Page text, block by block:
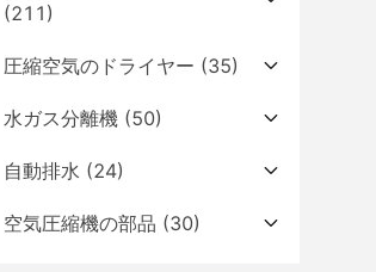
(211)
圧縮空気のドライヤー (35)
水ガス分離機 (50)
自動排水 (24)
空気圧縮機の部品 (30)